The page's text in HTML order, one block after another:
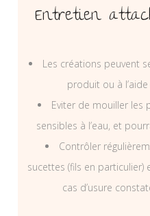
Entretien
Les créations peuvent
produit ou à
Eviter de mouiller les
sensibles à l’eau, et
Contrôler
sucettes (fils en
cas d’usure